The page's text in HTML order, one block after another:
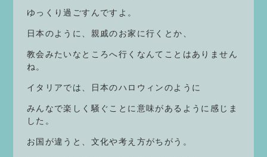
ゆっくり過ごすんですよ。
日本のように、親戚のお家に行くとか、
教会みたいなところへ行くなんてことはありません
ね。
イタリアでは、日本のハロウィンのように
みんなで楽しく騒ぐことに意味があるように感じま
した。
お国が違うと、文化や考え方がちがう。